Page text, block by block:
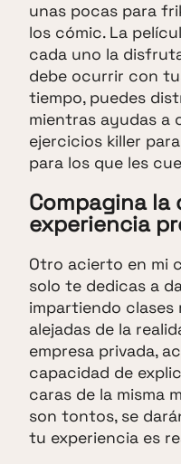
unas pocas para
los cómic. La
cada uno la
debe ocurrir con
tiempo, puedes
mientras ayudas a
ejercicios killer
para los que les
Compagina
experiencia
Otro acierto en mi
solo te dedicas a
impartiendo clases
alejadas de la
empresa privada,
capacidad de
caras de la misma
son tontos, se
tu experiencia es